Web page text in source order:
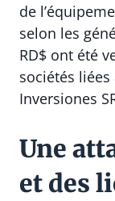
de
selon les
RD$ ont été
sociétés liées
Inversiones
Une
et des